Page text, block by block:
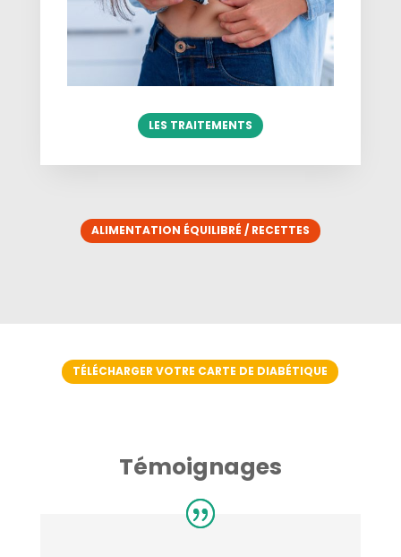
LES TRAITEMENTS
ALIMENTATION ÉQUILIBRÉ / RECETTES
TÉLÉCHARGER VOTRE CARTE DE DIABÉTIQUE
Témoignages